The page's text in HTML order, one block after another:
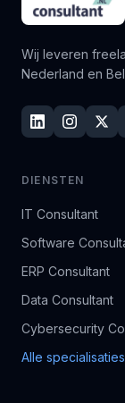
Wij leveren
Nederland en
DIENSTEN
IT Consultant
Software
ERP Consultant
Data Consultant
Cybersecurity
Alle